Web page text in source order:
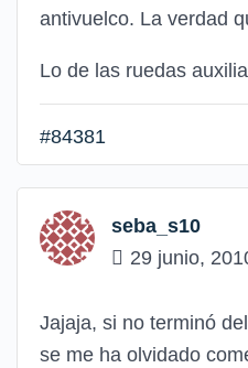
antivuelco. La verdad
Lo de las ruedas
#84381
seba_s10
29 junio,
Jajaja, si no terminó
se me ha olvidado